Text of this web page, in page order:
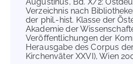
Verzeichnis nach
der phil.-hist. Klasse der
Akademie der
Veröffentlichungen der
Herausgabe des Corpus
Kirchenväter XXVI), Wien